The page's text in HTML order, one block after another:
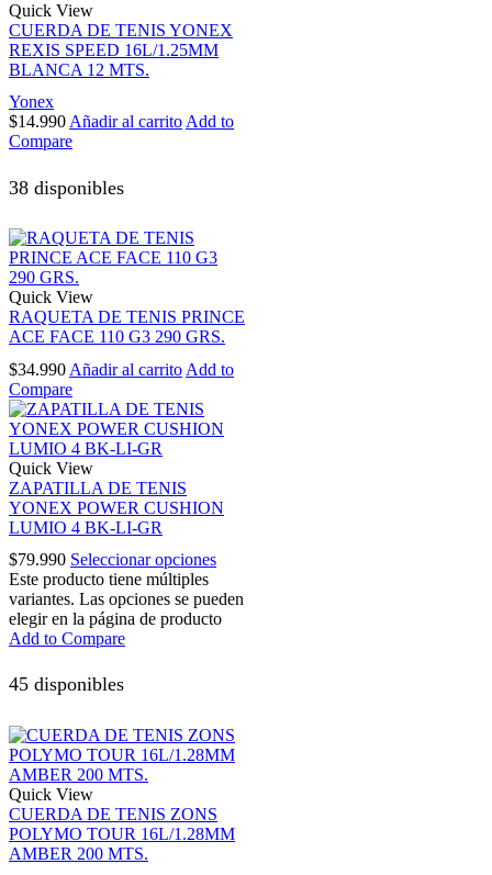
Quick View
CUERDA DE TENIS YONEX
REXIS SPEED 16L/1.25MM
BLANCA 12 MTS.
Yonex
$14.990 Añadir al carrito Add to
Compare
38 disponibles
Quick View
RAQUETA DE TENIS PRINCE
ACE FACE 110 G3 290 GRS.
$34.990 Añadir al carrito Add to
Compare
Quick View
ZAPATILLA DE TENIS
YONEX POWER CUSHION
LUMIO 4 BK-LI-GR
$79.990 Seleccionar opciones
Este producto tiene múltiples
variantes. Las opciones se pueden
elegir en la página de producto
Add to Compare
45 disponibles
Quick View
CUERDA DE TENIS ZONS
POLYMO TOUR 16L/1.28MM
AMBER 200 MTS.